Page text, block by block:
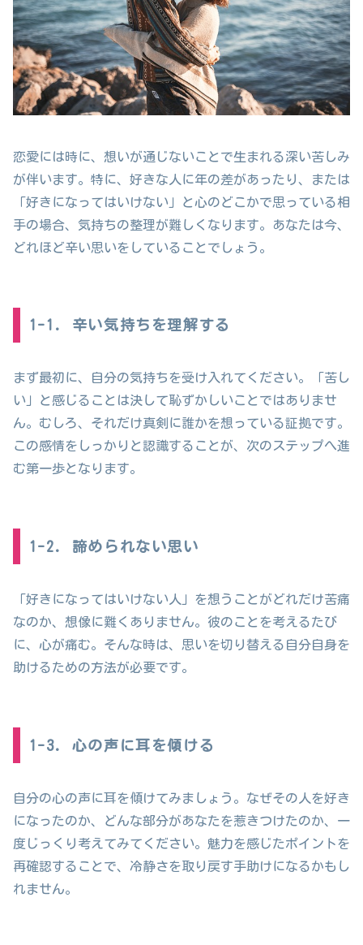
恋愛には時に、想いが通じないことで生まれる深い苦しみ
が伴います。特に、好きな人に年の差があったり、または
「好きになってはいけない」と心のどこかで思っている相
手の場合、気持ちの整理が難しくなります。あなたは今、
どれほど辛い思いをしていることでしょう。
1-1. 辛い気持ちを理解する
まず最初に、自分の気持ちを受け入れてください。「苦し
い」と感じることは決して恥ずかしいことではありませ
ん。むしろ、それだけ真剣に誰かを想っている証拠です。
この感情をしっかりと認識することが、次のステップへ進
む第一歩となります。
1-2. 諦められない思い
「好きになってはいけない人」を想うことがどれだけ苦痛
なのか、想像に難くありません。彼のことを考えるたび
に、心が痛む。そんな時は、思いを切り替える自分自身を
助けるための方法が必要です。
1-3. 心の声に耳を傾ける
自分の心の声に耳を傾けてみましょう。なぜその人を好き
になったのか、どんな部分があなたを惹きつけたのか、一
度じっくり考えてみてください。魅力を感じたポイントを
再確認することで、冷静さを取り戻す手助けになるかもし
れません。